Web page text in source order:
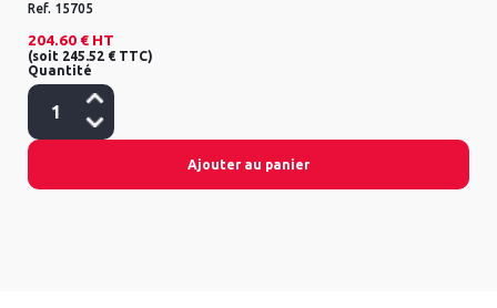
Ref. 15705
204.60 € HT
(soit 245.52 € TTC)
Quantité
Ajouter au panier